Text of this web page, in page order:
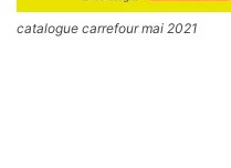
catalogue carrefour mai 2021